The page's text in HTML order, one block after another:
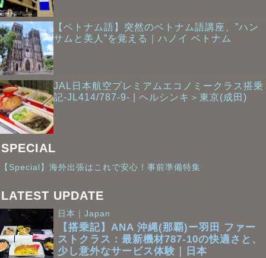
【ベトナム語】突然のベトナム語講座、”ハン
サムと美人”を覚える｜ハノイ ベトナム
JAL日本航空プレミアムエコノミークラス搭乗
記-JL414/787-9- | ヘルシンキ＞東京(成田)
SPECIAL
【Special】海外出張はこれで安心！事前準備特集
LATEST UPDATE
日本｜Japan
【搭乗記】ANA 沖縄(那覇)ー羽田 ファー
ストクラス：最新機材787-10の快適さと、
少し意外なサービス体験｜日本